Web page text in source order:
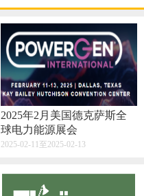
2025年2月美国德克萨斯全
球电力能源展会
2025-02-11至2025-02-13